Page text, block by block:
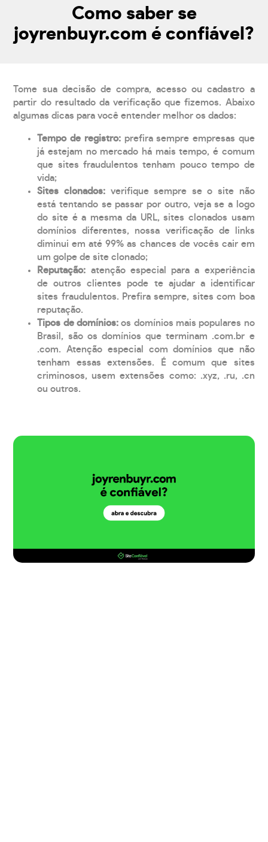
Como saber se
joyrenbuyr.com é confiável?
Tome sua decisão de compra, acesso ou cadastro a
partir do resultado da verificação que fizemos. Abaixo
algumas dicas para você entender melhor os dados:
Tempo de registro: prefira sempre empresas que
já estejam no mercado há mais tempo, é comum
que sites fraudulentos tenham pouco tempo de
vida;
Sites clonados: verifique sempre se o site não
está tentando se passar por outro, veja se a logo
do site é a mesma da URL, sites clonados usam
domínios diferentes, nossa verificação de links
diminui em até 99% as chances de vocês cair em
um golpe de site clonado;
Reputação: atenção especial para a experiência
de outros clientes pode te ajudar a identificar
sites fraudulentos. Prefira sempre, sites com boa
reputação.
Tipos de domínios:os domínios mais populares no
Brasil, são os domínios que terminam .com.br e
.com. Atenção especial com domínios que não
tenham essas extensões. É comum que sites
criminosos, usem extensões como: .xyz, .ru, .cn
ou outros.